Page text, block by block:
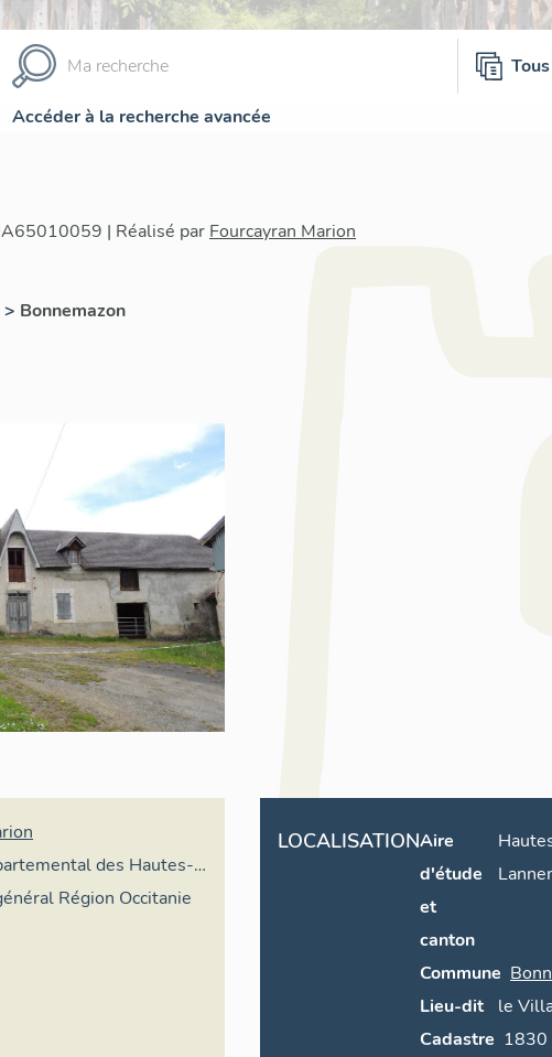
Tous
Accéder à la recherche avancée
| Réalisé par Fourcayran Marion
> Bonnemazon
des Hautes-
Région Occitanie
LOCALISATIONAire
d'étude
et
canton
Commune
Lieu-dit
le
Cadastre 1830 B2 565 ; 2011 B2